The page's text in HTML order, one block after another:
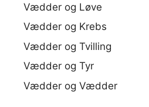
Vædder og Løve
Vædder og Krebs
Vædder og Tvilling
Vædder og Tyr
Vædder og Vædder